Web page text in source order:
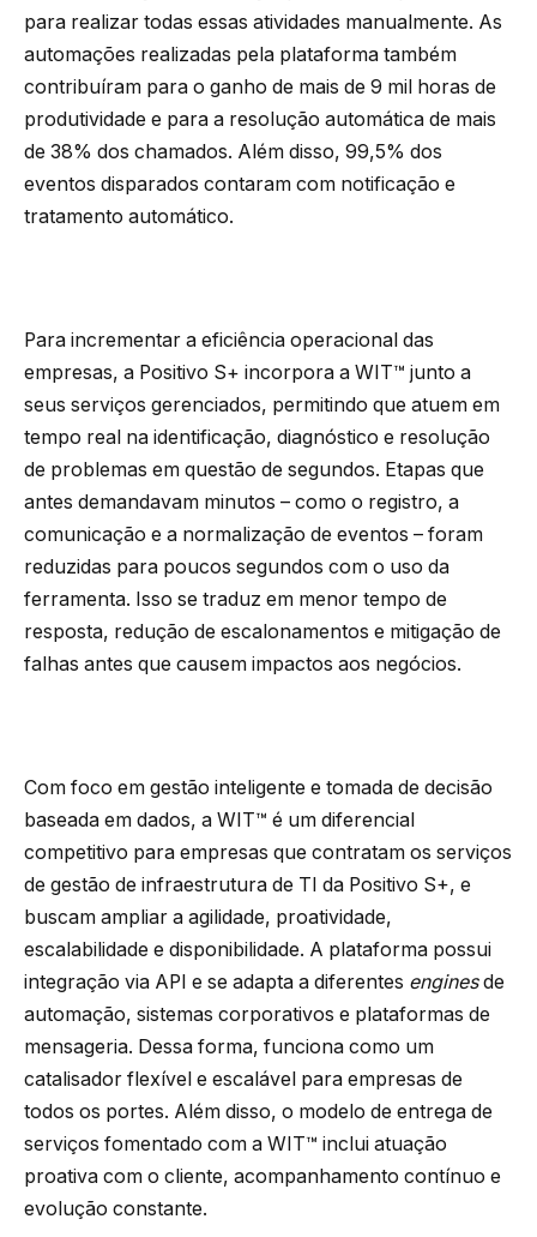
para realizar todas essas atividades manualmente. As
automações realizadas pela plataforma também
contribuíram para o ganho de mais de 9 mil horas de
produtividade e para a resolução automática de mais
de 38% dos chamados. Além disso, 99,5% dos
eventos disparados contaram com notificação e
tratamento automático.
Para incrementar a eficiência operacional das
empresas, a Positivo S+ incorpora a WIT™ junto a
seus serviços gerenciados, permitindo que atuem em
tempo real na identificação, diagnóstico e resolução
de problemas em questão de segundos. Etapas que
antes demandavam minutos – como o registro, a
comunicação e a normalização de eventos – foram
reduzidas para poucos segundos com o uso da
ferramenta. Isso se traduz em menor tempo de
resposta, redução de escalonamentos e mitigação de
falhas antes que causem impactos aos negócios.
Com foco em gestão inteligente e tomada de decisão
baseada em dados, a WIT™ é um diferencial
competitivo para empresas que contratam os serviços
de gestão de infraestrutura de TI da Positivo S+, e
buscam ampliar a agilidade, proatividade,
escalabilidade e disponibilidade. A plataforma possui
integração via API e se adapta a diferentes enginesde
automação, sistemas corporativos e plataformas de
mensageria. Dessa forma, funciona como um
catalisador flexível e escalável para empresas de
todos os portes. Além disso, o modelo de entrega de
serviços fomentado com a WIT™ inclui atuação
proativa com o cliente, acompanhamento contínuo e
evolução constante.